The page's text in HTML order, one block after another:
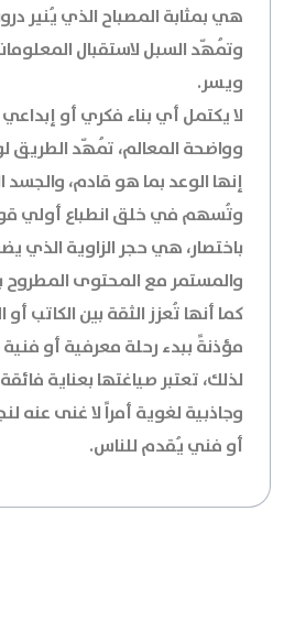
هي بمثابة المصباح الذي يُنير
وتُمهّد السبل لاستقبال
ويسر.
لا يكتمل أي بناء فكري أو
وواضحة المعالم، تُمهّد الطريق
إنها الوعد بما هو قادم، والجسد
وتُسهم في خلق انطباع أولي
باختصار، هي حجر الزاوية الذي
والمستمر مع المحتوى
كما أنها تُعزز الثقة بين الكاتب
مؤذنةً ببدء رحلة معرفية أو
لذلك، تعتبر صياغتها بعناية
وجاذبية لغوية أمراً لا غنى
أو فني يُقدم للناس.